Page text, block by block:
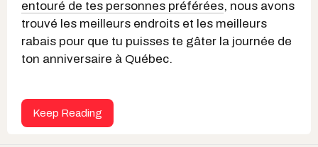
entouré de tes personnes préférées, nous avons
trouvé les meilleurs endroits et les meilleurs
rabais pour que tu puisses te gâter la journée de
ton anniversaire à Québec.
Keep Reading